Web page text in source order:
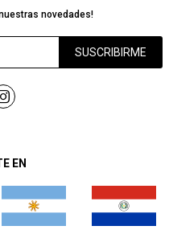
EN
novedades!
SUSCRIBIRME